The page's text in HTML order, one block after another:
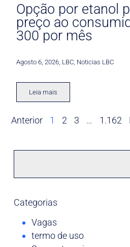
Opção por etanol
preço ao
300 por mês
Agosto 6, 2026 LBC Noticias LBC
Leia mais
Anterior 1 2 3 … 1.162
Categorias
Vagas
termo de uso